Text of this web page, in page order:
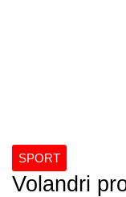
SPORT
Volandri